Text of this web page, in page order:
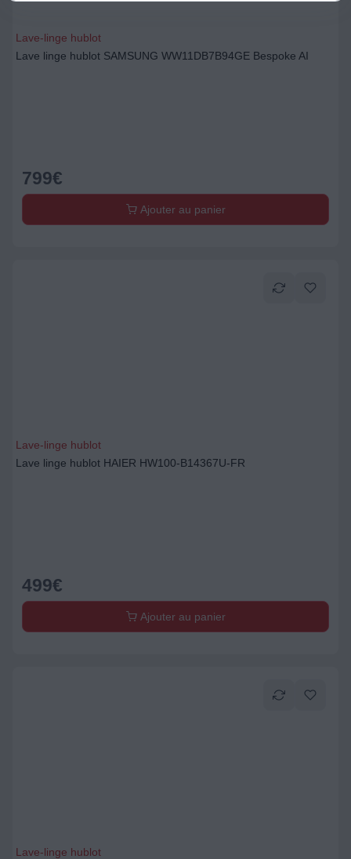
Lave-linge hublot
Lave linge hublot SAMSUNG WW11DB7B94GE Bespoke AI
799€
Ajouter au panier
Lave-linge hublot
Lave linge hublot HAIER HW100-B14367U-FR
499€
Ajouter au panier
Lave-linge hublot